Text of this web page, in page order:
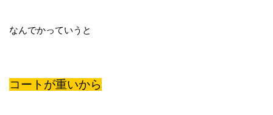
なんでかっていうと
コートが重いから